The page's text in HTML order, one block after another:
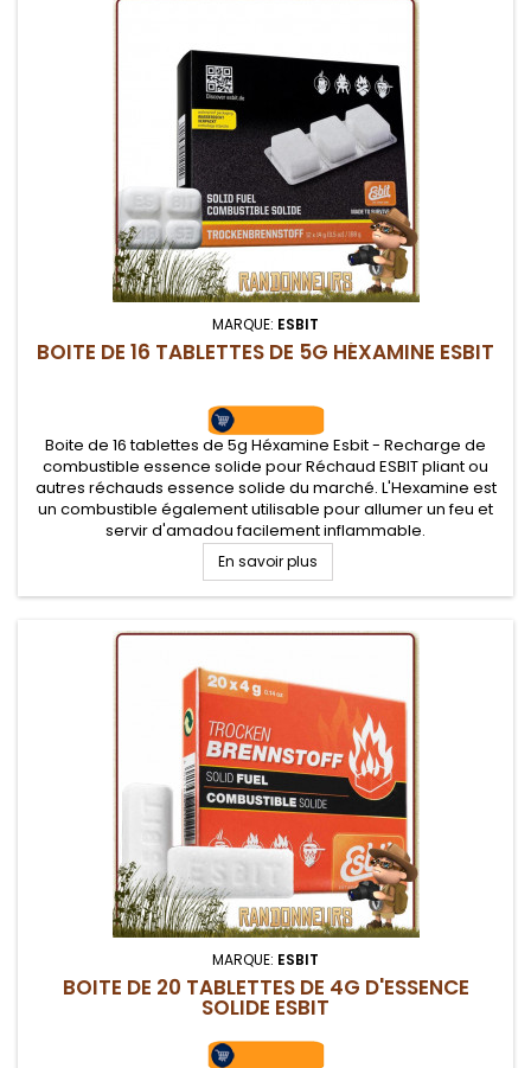
MARQUE: ESBIT
BOITE DE 16 TABLETTES DE 5G HÉXAMINE ESBIT
Boite de 16 tablettes de 5g Héxamine Esbit - Recharge de
combustible essence solide pour Réchaud ESBIT pliant ou
autres réchauds essence solide du marché. L'Hexamine est
un combustible également utilisable pour allumer un feu et
servir d'amadou facilement inflammable.
En savoir plus
MARQUE: ESBIT
BOITE DE 20 TABLETTES DE 4G D'ESSENCE
SOLIDE ESBIT